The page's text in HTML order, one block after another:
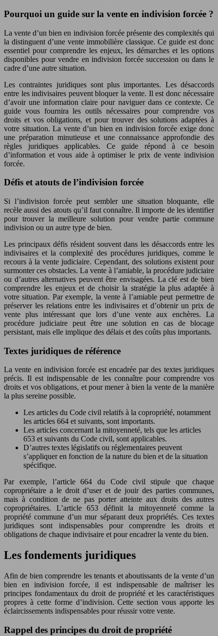
Pourquoi un guide sur la vente en indivision forcée ?
La vente d’un bien en indivision forcée présente des complexités qui
la distinguent d’une vente immobilière classique. Ce guide est donc
essentiel pour comprendre les enjeux, les démarches et les options
disponibles pour vendre en indivision forcée succession ou dans le
cadre d’une autre situation.
Les contraintes juridiques sont plus importantes. Les désaccords
entre les indivisaires peuvent bloquer la vente. Il est donc nécessaire
d’avoir une information claire pour naviguer dans ce contexte. Ce
guide vous fournira les outils nécessaires pour comprendre vos
droits et vos obligations, et pour trouver des solutions adaptées à
votre situation. La vente d’un bien en indivision forcée exige donc
une préparation minutieuse et une connaissance approfondie des
règles juridiques applicables. Ce guide répond à ce besoin
d’information et vous aide à optimiser le prix de vente indivision
forcée.
Défis et atouts de l’indivision forcée
Si l’indivision forcée peut sembler une situation bloquante, elle
recèle aussi des atouts qu’il faut connaître. Il importe de les identifier
pour trouver la meilleure solution pour vendre partie commune
indivision ou un autre type de bien.
Les principaux défis résident souvent dans les désaccords entre les
indivisaires et la complexité des procédures juridiques, comme le
recours à la vente judiciaire. Cependant, des solutions existent pour
surmonter ces obstacles. La vente à l’amiable, la procédure judiciaire
ou d’autres alternatives peuvent être envisagées. La clé est de bien
comprendre les enjeux et de choisir la stratégie la plus adaptée à
votre situation. Par exemple, la vente à l’amiable peut permettre de
préserver les relations entre les indivisaires et d’obtenir un prix de
vente plus intéressant que lors d’une vente aux enchères. La
procédure judiciaire peut être une solution en cas de blocage
persistant, mais elle implique des délais et des coûts plus importants.
Textes juridiques de référence
La vente en indivision forcée est encadrée par des textes juridiques
précis. Il est indispensable de les connaître pour comprendre vos
droits et vos obligations, et pour mener à bien la vente de la manière
la plus sereine possible.
Les articles du Code civil relatifs à la copropriété, notamment
les articles 664 et suivants, sont importants.
Les articles concernant la mitoyenneté, tels que les articles
653 et suivants du Code civil, sont applicables.
D’autres textes législatifs ou réglementaires peuvent
s’appliquer en fonction de la nature du bien et de la situation
spécifique.
Par exemple, l’article 664 du Code civil stipule que chaque
copropriétaire a le droit d’user et de jouir des parties communes,
mais à condition de ne pas porter atteinte aux droits des autres
copropriétaires. L’article 653 définit la mitoyenneté comme la
propriété commune d’un mur séparant deux propriétés. Ces textes
juridiques sont indispensables pour comprendre les droits et
obligations de chaque indivisaire et pour encadrer la vente du bien.
Les fondements juridiques
Afin de bien comprendre les tenants et aboutissants de la vente d’un
bien en indivision forcée, il est indispensable de maîtriser les
principes fondamentaux du droit de propriété et les caractéristiques
propres à cette forme d’indivision. Cette section vous apporte les
éclaircissements indispensables pour réussir votre vente.
Rappel des principes du droit de propriété